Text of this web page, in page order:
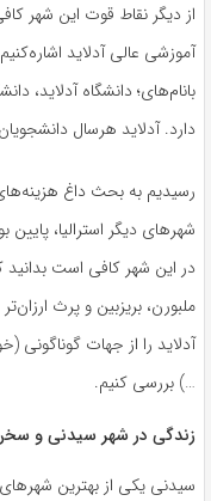
از دیگر نقاط قوت این شهر
آموزشی عالی آدلاید
بانام‌های؛ دانشگاه آدلاید،
دارد. آدلاید هرسال
رسیدیم به بحث داغ
شهرهای دیگر استرالیا،
در این شهر کافی است
ملبورن، بریزبین و پرث
آدلاید را از جهات
…) بررسی کنیم.
زندگی در شهر سیدنی و سخن
سیدنی یکی از بهترین